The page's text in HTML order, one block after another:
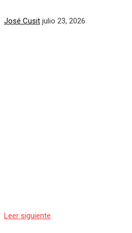
José Cusit julio 23, 2026
Leer siguiente